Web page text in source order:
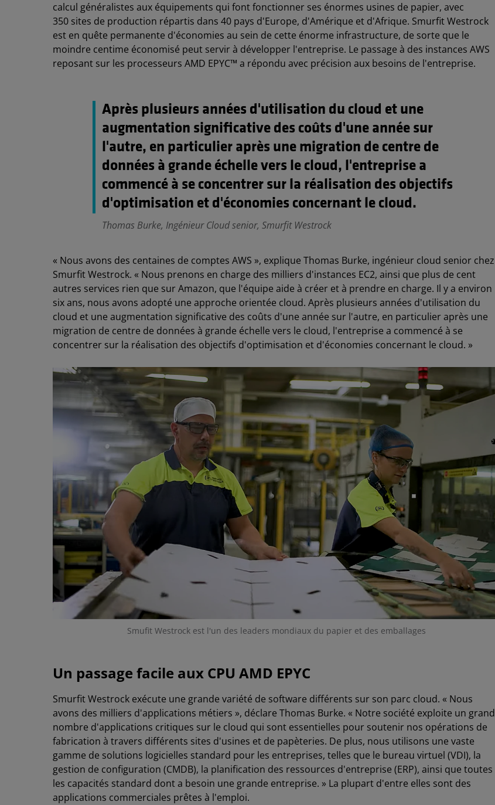
calcul généralistes aux équipements qui font fonctionner ses énormes usines de papier, avec
350 sites de production répartis dans 40 pays d'Europe, d'Amérique et d'Afrique. Smurfit Westrock
est en quête permanente d'économies au sein de cette énorme infrastructure, de sorte que le
moindre centime économisé peut servir à développer l'entreprise. Le passage à des instances AWS
reposant sur les processeurs AMD EPYC™ a répondu avec précision aux besoins de l'entreprise.
Après plusieurs années d'utilisation du cloud et une
augmentation significative des coûts d'une année sur
l'autre, en particulier après une migration de centre de
données à grande échelle vers le cloud, l'entreprise a
commencé à se concentrer sur la réalisation des objectifs
d'optimisation et d'économies concernant le cloud.
Thomas Burke, Ingénieur Cloud senior, Smurfit Westrock
« Nous avons des centaines de comptes AWS », explique Thomas Burke, ingénieur cloud senior chez
Smurfit Westrock. « Nous prenons en charge des milliers d'instances EC2, ainsi que plus de cent
autres services rien que sur Amazon, que l'équipe aide à créer et à prendre en charge. Il y a environ
six ans, nous avons adopté une approche orientée cloud. Après plusieurs années d'utilisation du
cloud et une augmentation significative des coûts d'une année sur l'autre, en particulier après une
migration de centre de données à grande échelle vers le cloud, l'entreprise a commencé à se
concentrer sur la réalisation des objectifs d'optimisation et d'économies concernant le cloud. »
Smufit Westrock est l'un des leaders mondiaux du papier et des emballages
Un passage facile aux CPU AMD EPYC
Smurfit Westrock exécute une grande variété de software différents sur son parc cloud. « Nous
avons des milliers d'applications métiers », déclare Thomas Burke. « Notre société exploite un grand
nombre d'applications critiques sur le cloud qui sont essentielles pour soutenir nos opérations de
fabrication à travers différents sites d'usines et de papèteries. De plus, nous utilisons une vaste
gamme de solutions logicielles standard pour les entreprises, telles que le bureau virtuel (VDI), la
gestion de configuration (CMDB), la planification des ressources d'entreprise (ERP), ainsi que toutes
les capacités standard dont a besoin une grande entreprise. » La plupart d'entre elles sont des
applications commerciales prêtes à l'emploi.